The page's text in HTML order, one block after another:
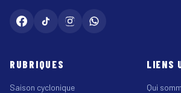
RUBRIQUES
Saison cyclonique
LIENS
Qui